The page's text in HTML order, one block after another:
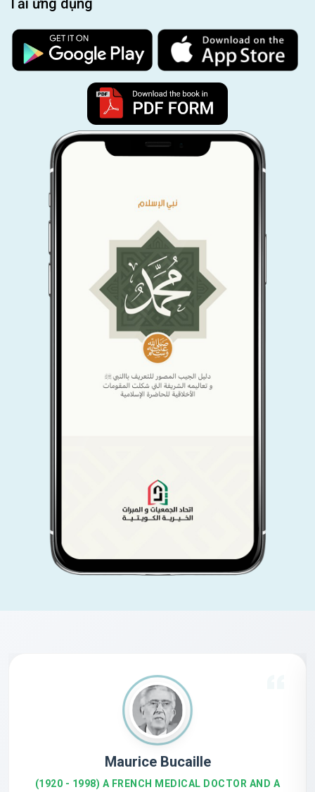
Tải ứng dụng
Maurice Bucaille
(1920 - 1998) A FRENCH MEDICAL DOCTOR AND A